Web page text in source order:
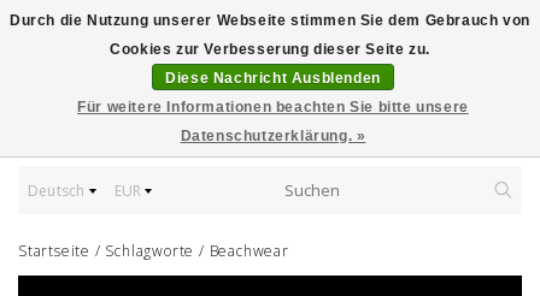
Deutsch EUR
Startseite / Schlagworte / Beachwear
Durch die Nutzung unserer Webseite stimmen Sie dem Gebrauch von
Cookies zur Verbesserung dieser Seite zu.
Diese Nachricht Ausblenden
Für weitere Informationen beachten Sie bitte unsere
Datenschutzerklärung. »